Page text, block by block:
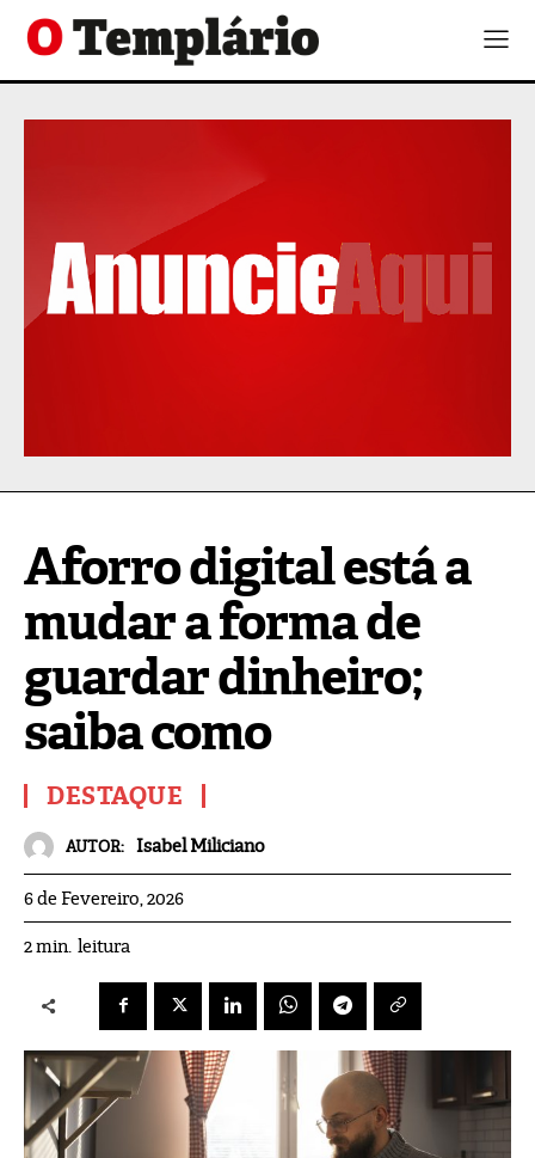
Aforro digital está a
mudar a forma de
guardar dinheiro;
saiba como
DESTAQUE
AUTOR: Isabel Miliciano
6 de Fevereiro, 2026
2min. leitura